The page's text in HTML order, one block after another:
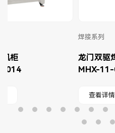
龙门双驱焊接工作台
MHX-11-030